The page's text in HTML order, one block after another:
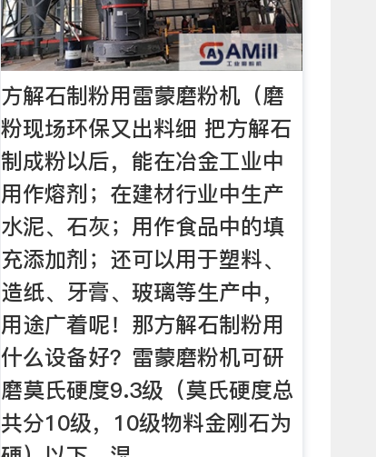
方解石制粉用雷蒙磨粉机（磨
粉现场环保又出料细 把方解石
制成粉以后，能在冶金工业中
用作熔剂；在建材行业中生产
水泥、石灰；用作食品中的填
充添加剂；还可以用于塑料、
造纸、牙膏、玻璃等生产中，
用途广着呢！那方解石制粉用
什么设备好？雷蒙磨粉机可研
磨莫氏硬度9.3级（莫氏硬度总
共分10级，10级物料金刚石为